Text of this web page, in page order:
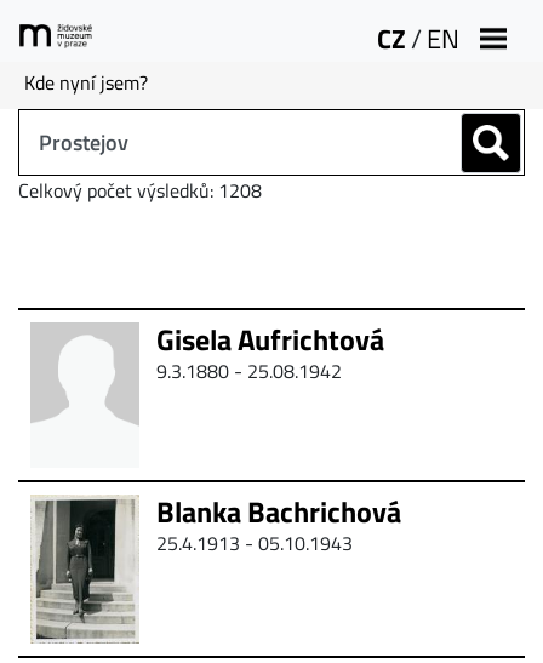
CZ/EN
Kde nyní jsem?
Celkový počet výsledků: 1208
Gisela Aufrichtová
9.3.1880 - 25.08.1942
Blanka Bachrichová
25.4.1913 - 05.10.1943